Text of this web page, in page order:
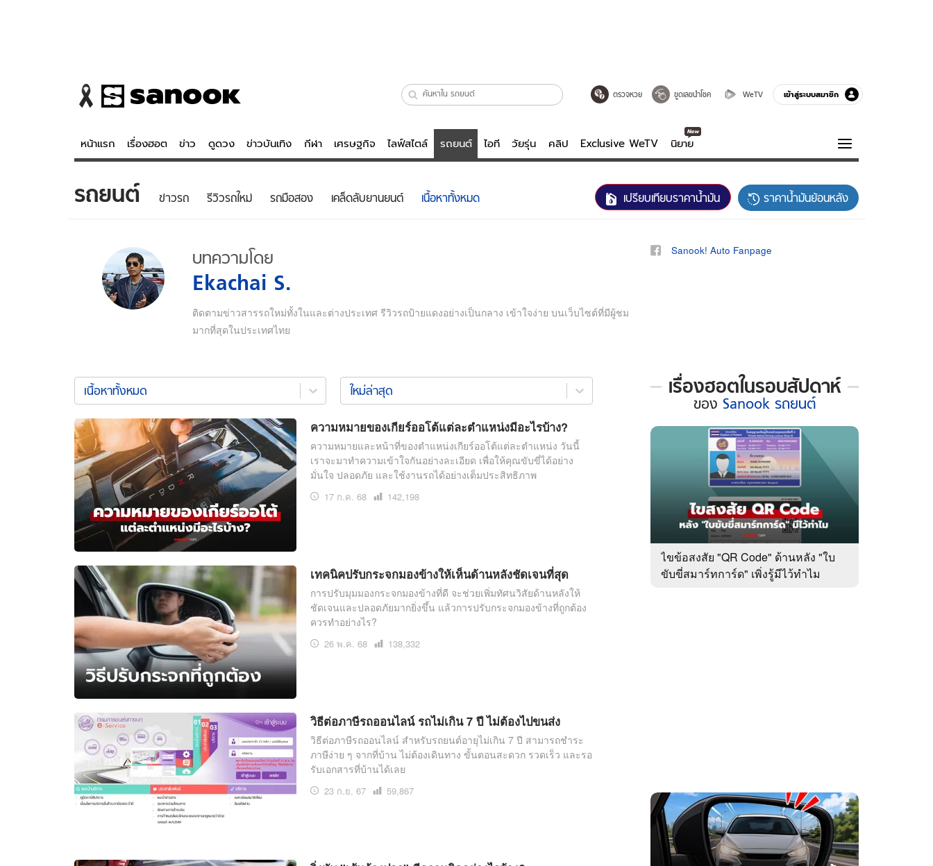
ตรวจหวย ขูดเลขนำโชค WeTV เข้าสู่ระบบสมาชิก
หน้าแรก เรื่องฮอต ข่าว ดูดวง ข่าวบันเทิง กีฬา เศรษฐกิจ ไลฟ์สไตล์ รถยนต์ ไอที วัยรุ่น คลิป Exclusive WeTV นิยาย
ข่าว
ข่าวบันเทิง
ข่าวกีฬา
ข่าวเศรษฐกิจ
ดูดวง - ตรวจหวย
สถิติหวยไทย
หวยลาว
ไลฟ์สไตล์
รถยนต์
Tasteful Thailand
Sanook Choice
บันเทิงครบรส
หนัง-ละคร
พอดแคสต์
Exclusive WeTV
นิยาย
ความรู้รอบตัว
ฮาวทู
ดาวน์โหลดสนุกแอปฟรี ติดตามสนุกโซเชียลได้ที่ ติดต่อโฆษณา
tencentthbd sales@tencent.co.th
สงวนลิขสิทธิ์ ©2569บริษัท อิมเมจ ฟิวเจอร์ (ประเทศไทย) จำกัด ร้องเรียนเนื้อหาไม่เหมาะสม แนะนำติชม แจ้งปัญหาการใช้งาน
รถยนต์ ข่าวรถ รีวิวรถใหม่ รถมือสอง เคล็ดลับยานยนต์ เนื้อหาทั้งหมด เปรียบเทียบราคาน้ำมัน ราคาน้ำมันย้อนหลัง
บทความโดย
Ekachai S.
ติดตามข่าวสารรถใหม่ทั้งในและต่างประเทศ รีวิวรถป้ายแดงอย่างเป็นกลาง เข้าใจง่าย บนเว็บไซต์ที่มีผู้ชม
มากที่สุดในประเทศไทย
Sanook! Auto Fanpage
เนื้อหา
ทั้งหมด
ล่าสุด
เนื้อหาทั้งหมด ใหม่ล่าสุด
ความหมายของเกียร์ออโต้แต่ละตำแหน่งมีอะไรบ้าง?
ความหมายและหน้าที่ของตำแหน่งเกียร์ออโต้แต่ละตำแหน่ง วันนี้
เราจะมาทำความเข้าใจกันอย่างละเอียด เพื่อให้คุณขับขี่ได้อย่าง
มั่นใจ ปลอดภัย และใช้งานรถได้อย่างเต็มประสิทธิภาพ
17 ก.ค. 68
เปิด
142,198
เทคนิคปรับกระจกมองข้างให้เห็นด้านหลังชัดเจนที่สุด
การปรับมุมมองกระจกมองข้างที่ดี จะช่วยเพิ่มทัศนวิสัยด้านหลังให้
ชัดเจนและปลอดภัยมากยิ่งขึ้น แล้วการปรับกระจกมองข้างที่ถูกต้อง
ควรทำอย่างไร?
26 พ.ค. 68
เปิด
138,332
วิธีต่อภาษีรถออนไลน์ รถไม่เกิน 7 ปี ไม่ต้องไปขนส่ง
วิธีต่อภาษีรถออนไลน์ สำหรับรถยนต์อายุไม่เกิน 7 ปี สามารถชำระ
ภาษีง่าย ๆ จากที่บ้าน ไม่ต้องเดินทาง ขั้นตอนสะดวก รวดเร็ว และรอ
รับเอกสารที่บ้านได้เลย
23 ก.ย. 67
เปิด
59,867
เรื่องฮอตในรอบสัปดาห์
เรื่อง
ใน
ของ Sanook รถยนต์
ไขข้อสงสัย "QR Code" ด้านหลัง "ใบ
ขับขี่สมาร์ทการ์ด" เพิ่งรู้มีไว้ทำไม